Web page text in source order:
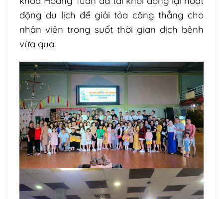
động du lịch để giải tỏa căng thẳng cho
nhân viên trong suốt thời gian dịch bệnh
vừa qua.